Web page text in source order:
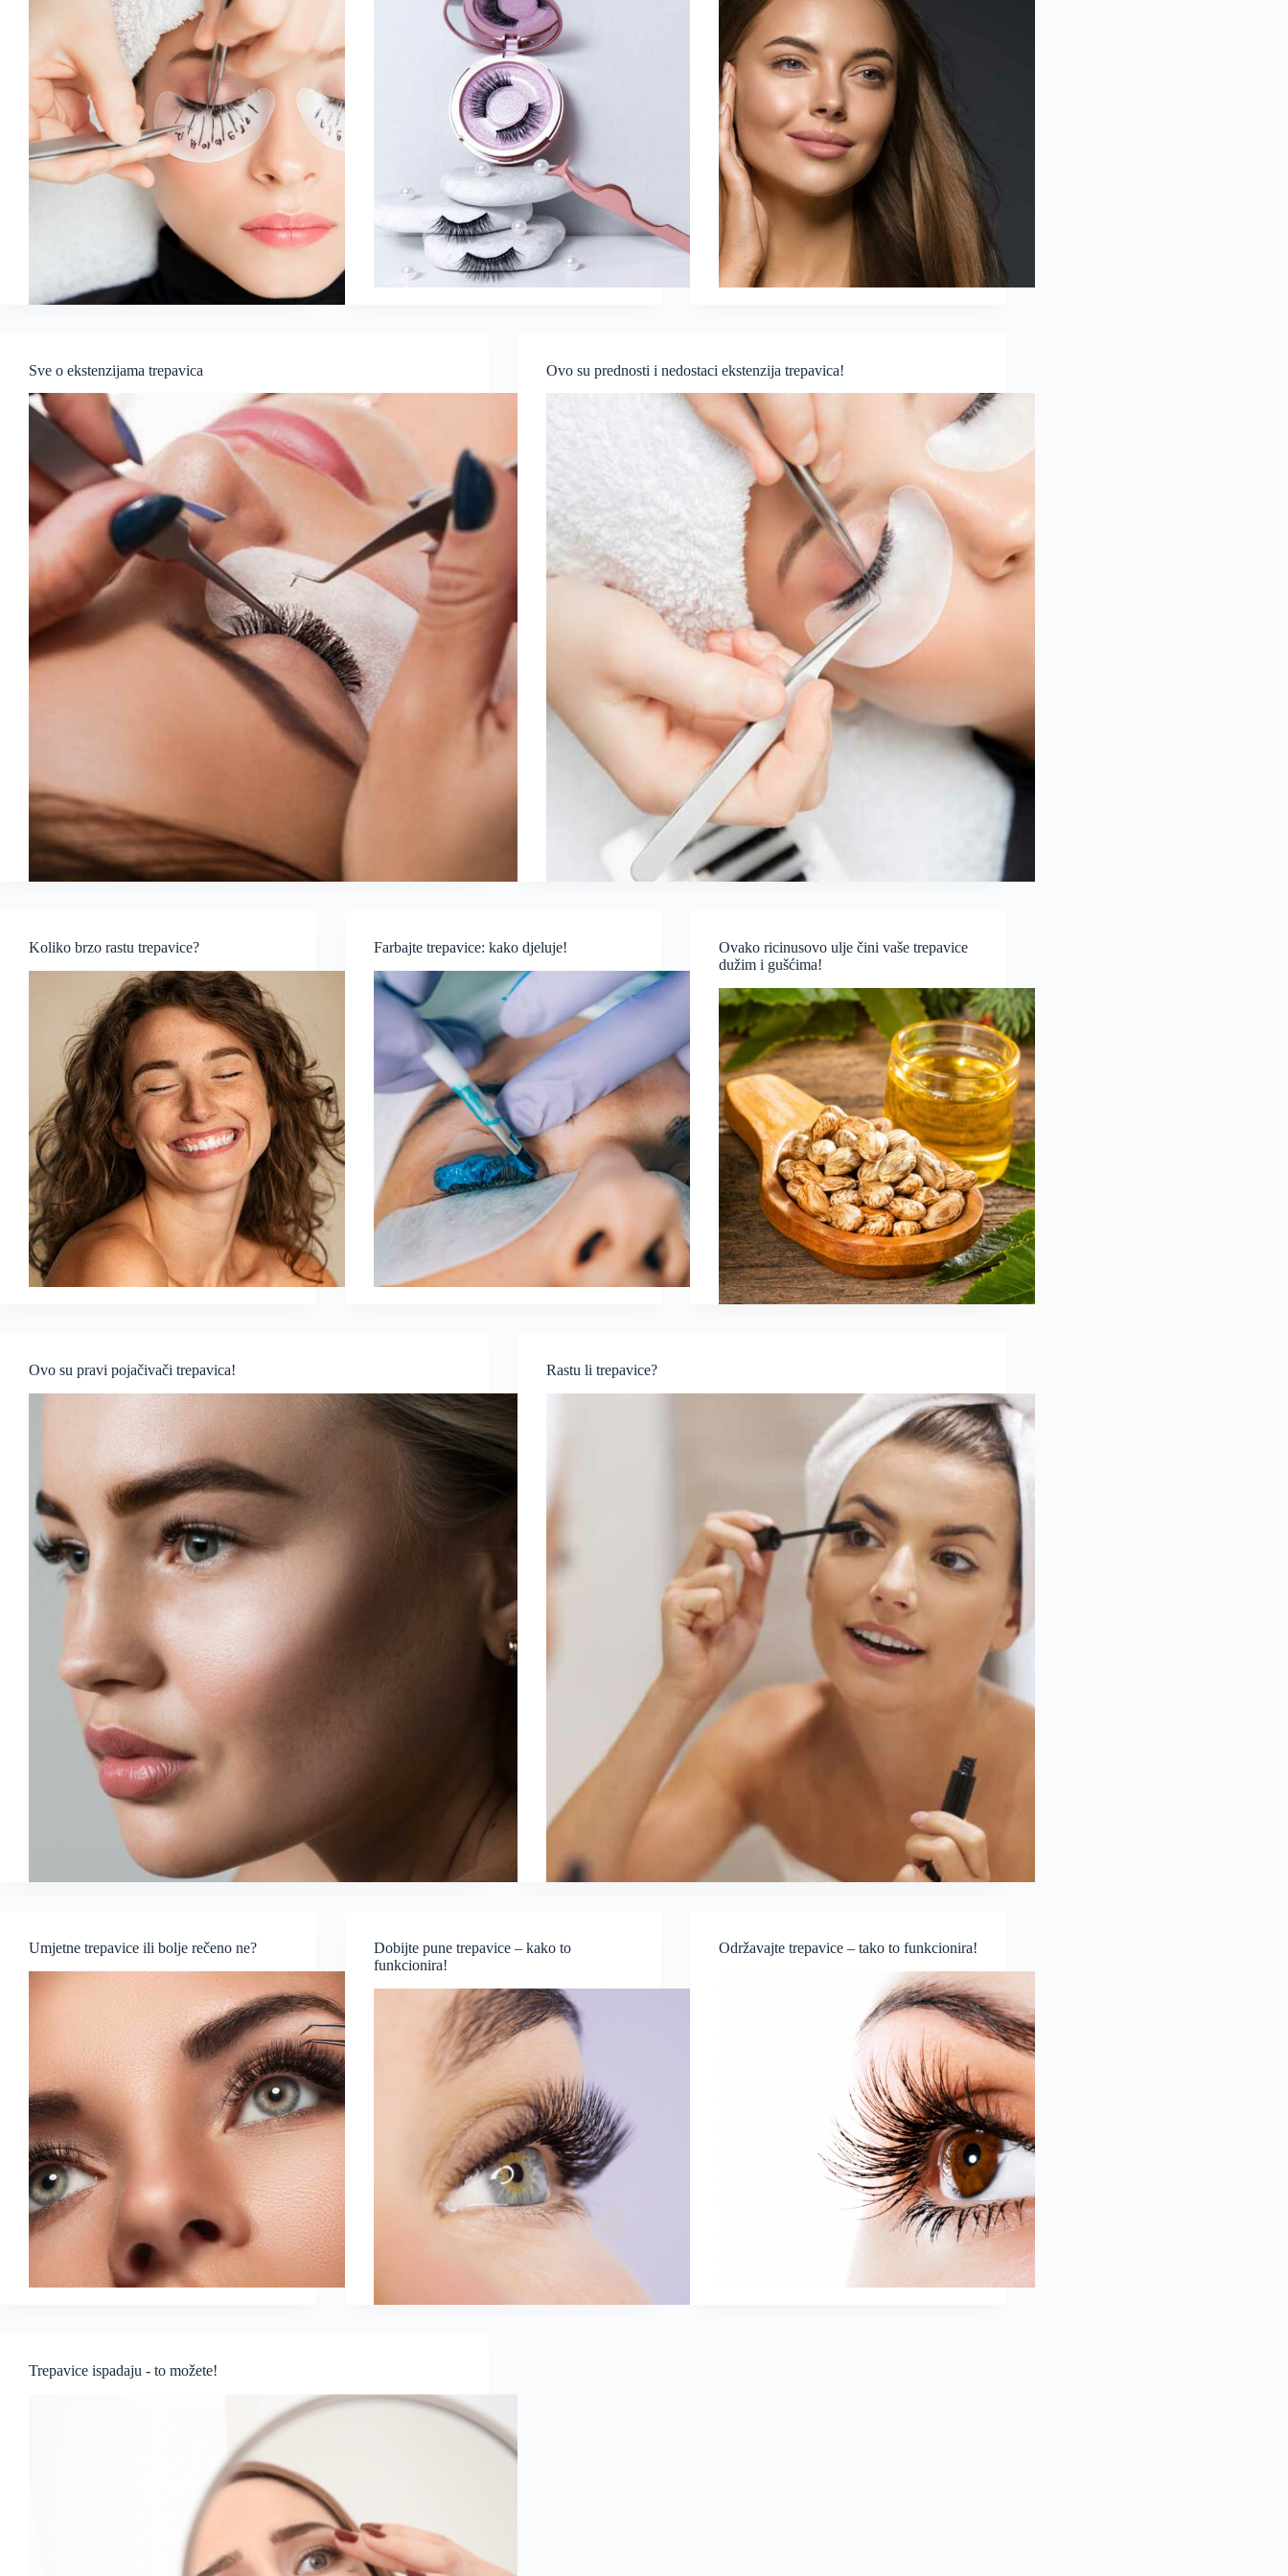
Sve o ekstenzijama trepavica Ovo su prednosti i nedostaci ekstenzija trepavica!
Koliko brzo rastu trepavice? Farbajte trepavice: kako djeluje!
Ovako ricinusovo ulje čini vaše trepavice
dužim i gušćima!
Ovo su pravi pojačivači trepavica! Rastu li trepavice?
Umjetne trepavice ili bolje rečeno ne?
Dobijte pune trepavice – kako to
funkcionira!
Održavajte trepavice – tako to funkcionira!
Trepavice ispadaju - to možete!